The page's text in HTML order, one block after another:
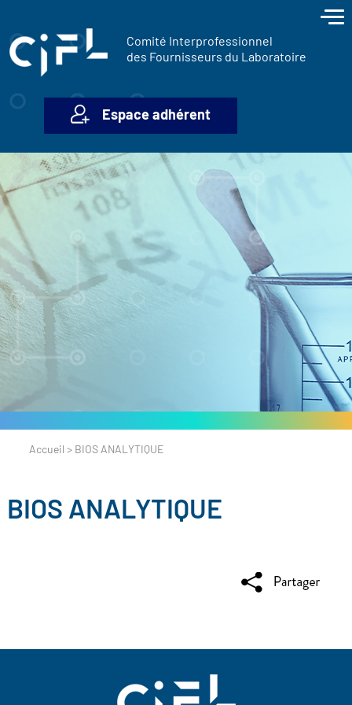
Comité Interprofessionnel
des Fournisseurs du Laboratoire
Espace adhérent
Accueil > BIOS ANALYTIQUE
BIOS ANALYTIQUE